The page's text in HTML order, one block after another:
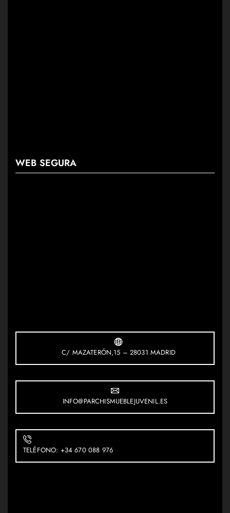
WEB SEGURA
C/ MAZATERÓN,15 – 28031 MADRID
INFO@PARCHISMUEBLEJUVENIL.ES
TELÉFONO: +34 670 088 976